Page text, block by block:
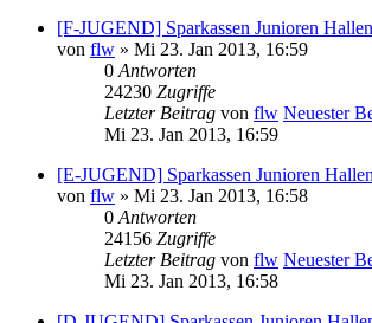
[F-JUGEND] Sparkassen Junioren
von flw » Mi 23. Jan 2013, 16:59
0 Antworten
24230 Zugriffe
Letzter Beitrag von flw Neuester
Mi 23. Jan 2013, 16:59
[E-JUGEND] Sparkassen Junioren
von flw » Mi 23. Jan 2013, 16:58
0 Antworten
24156 Zugriffe
Letzter Beitrag von flw Neuester
Mi 23. Jan 2013, 16:58